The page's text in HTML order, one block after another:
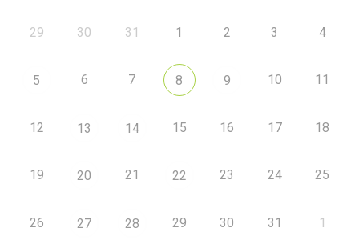
29 30 31 1 2 3 4
5 6 7 8 9 10 11
12 13 14 15 16 17 18
19 20 21 22 23 24 25
26 27 28 29 30 31 1